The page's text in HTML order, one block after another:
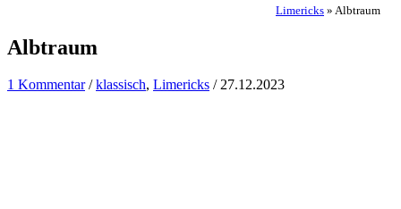
Limericks » Albtraum
Albtraum
1 Kommentar /klassisch, Limericks /27.12.2023